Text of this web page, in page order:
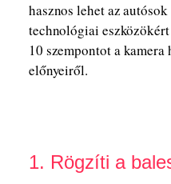
hasznos lehet az
technológiai
10 szempontot a
előnyeiről.
1. Rögzíti a